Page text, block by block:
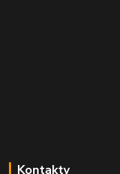
Kontakty